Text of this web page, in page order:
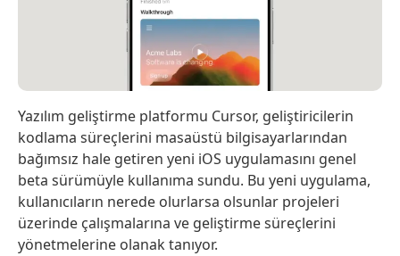
Yazılım geliştirme platformu Cursor, geliştiricilerin
kodlama süreçlerini masaüstü bilgisayarlarından
bağımsız hale getiren yeni iOS uygulamasını genel
beta sürümüyle kullanıma sundu. Bu yeni uygulama,
kullanıcıların nerede olurlarsa olsunlar projeleri
üzerinde çalışmalarına ve geliştirme süreçlerini
yönetmelerine olanak tanıyor.